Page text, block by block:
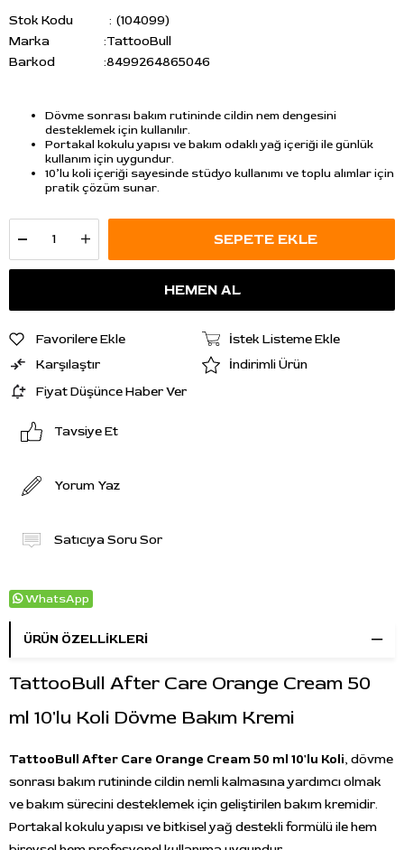
Stok Kodu
(104099)
Marka
:TattooBull
Barkod
:8499264865046
Dövme sonrası bakım rutininde cildin nem dengesini
desteklemek için kullanılır.
Portakal kokulu yapısı ve bakım odaklı yağ içeriği ile günlük
kullanım için uygundur.
10’lu koli içeriği sayesinde stüdyo kullanımı ve toplu alımlar için
pratik çözüm sunar.
Favorilere Ekle
İstek Listeme Ekle
Karşılaştır
İndirimli Ürün
Fiyat Düşünce Haber Ver
Tavsiye Et
Yorum Yaz
Satıcıya Soru Sor
WhatsApp
ÜRÜN ÖZELLIKLERI
TattooBull After Care Orange Cream 50
ml 10'lu Koli Dövme Bakım Kremi
TattooBull After Care Orange Cream 50 ml 10'lu Koli, dövme
sonrası bakım rutininde cildin nemli kalmasına yardımcı olmak
ve bakım sürecini desteklemek için geliştirilen bakım kremidir.
Portakal kokulu yapısı ve bitkisel yağ destekli formülü ile hem